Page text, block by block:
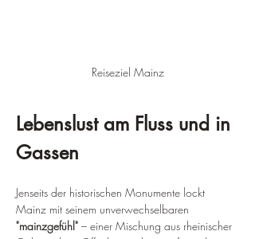
Reiseziel Mainz
Lebenslust am Fluss und in
Gassen
Jenseits der historischen Monumente lockt
Mainz mit seinem unverwechselbaren
"mainzgefühl" – einer Mischung aus rheinischer